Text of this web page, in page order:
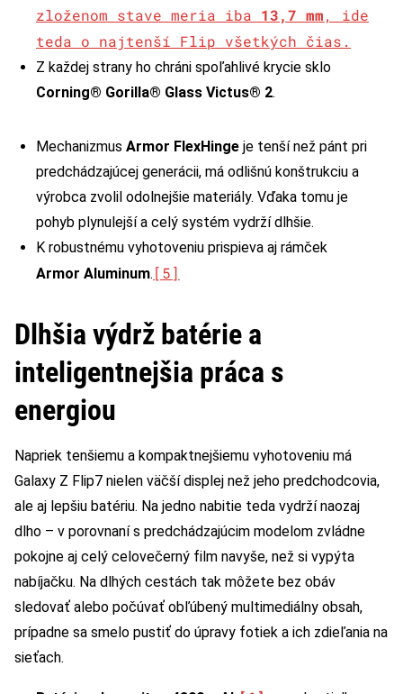
zloženom stave meria iba 13,7 mm, ide
teda o najtenší Flip všetkých čias.
Z každej strany ho chráni spoľahlivé krycie sklo
Corning® Gorilla® Glass Victus® 2.
Mechanizmus Armor FlexHinge je tenší než pánt pri
predchádzajúcej generácii, má odlišnú konštrukciu a
výrobca zvolil odolnejšie materiály. Vďaka tomu je
pohyb plynulejší a celý systém vydrží dlhšie.
K robustnému vyhotoveniu prispieva aj rámček
Armor Aluminum. [5]
Dlhšia výdrž batérie a
inteligentnejšia práca s
energiou
Napriek tenšiemu a kompaktnejšiemu vyhotoveniu má
Galaxy Z Flip7 nielen väčší displej než jeho predchodcovia,
ale aj lepšiu batériu. Na jedno nabitie teda vydrží naozaj
dlho – v porovnaní s predchádzajúcim modelom zvládne
pokojne aj celý celovečerný film navyše, než si vypýta
nabíjačku. Na dlhých cestách tak môžete bez obáv
sledovať alebo počúvať obľúbený multimediálny obsah,
prípadne sa smelo pustiť do úpravy fotiek a ich zdieľania na
sieťach.